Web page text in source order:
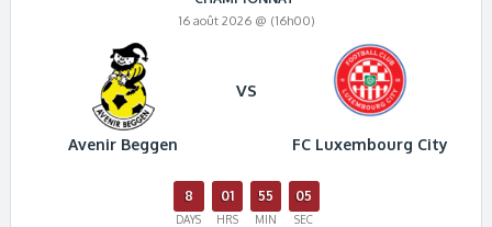
16 août 2026 @ (16h00)
Avenir Beggen
VS
FC Luxembourg City
8
DAYS
01
HRS
55
MIN
05
SEC